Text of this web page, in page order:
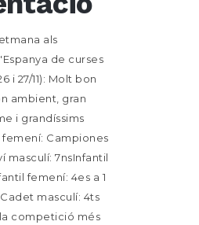
als
de curses
i 27/11): Molt bon
ambient, gran
i grandíssims
Campiones
masculí: 7nsInfantil
femení: 4es a 1
masculí: 4ts
competició més